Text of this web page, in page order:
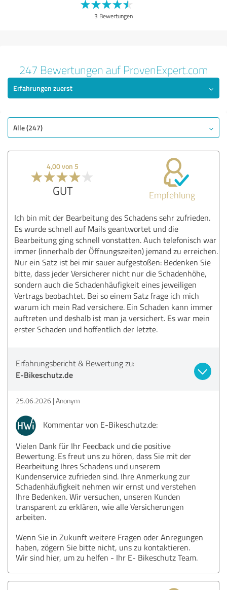
3 Bewertungen
247 Bewertungen auf ProvenExpert.com
Erfahrungen zuerst
Alle (247)
4,00 von 5
GUT Empfehlung
Ich bin mit der Bearbeitung des Schadens sehr zufrieden.
Es wurde schnell auf Mails geantwortet und die
Bearbeitung ging schnell vonstatten. Auch telefonisch war
immer (innerhalb der Öffnungszeiten) jemand zu erreichen.
Nur ein Satz ist bei mir sauer aufgestoßen: Bedenken Sie
bitte, dass jeder Versicherer nicht nur die Schadenhöhe,
sondern auch die Schadenhäufigkeit eines jeweiligen
Vertrags beobachtet. Bei so einem Satz frage ich mich
warum ich mein Rad versichere. Ein Schaden kann immer
auftreten und deshalb ist man ja versichert. Es war mein
erster Schaden und hoffentlich der letzte.
Erfahrungsbericht & Bewertung zu:
E-Bikeschutz.de
25.06.2026 Anonym
Kommentar von E-Bikeschutz.de:
Vielen Dank für Ihr Feedback und die positive
Bewertung. Es freut uns zu hören, dass Sie mit der
Bearbeitung Ihres Schadens und unserem
Kundenservice zufrieden sind. Ihre Anmerkung zur
Schadenhäufigkeit nehmen wir ernst und verstehen
Ihre Bedenken. Wir versuchen, unseren Kunden
transparent zu erklären, wie alle Versicherungen
arbeiten.
Wenn Sie in Zukunft weitere Fragen oder Anregungen
haben, zögern Sie bitte nicht, uns zu kontaktieren.
Wir sind hier, um zu helfen - Ihr E- Bikeschutz Team.